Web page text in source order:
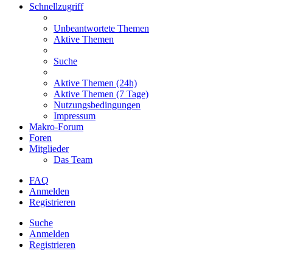
Schnellzugriff
Unbeantwortete Themen
Aktive Themen
Suche
Aktive Themen (24h)
Aktive Themen (7 Tage)
Nutzungsbedingungen
Impressum
Makro-Forum
Foren
Mitglieder
Das Team
FAQ
Anmelden
Registrieren
Suche
Anmelden
Registrieren